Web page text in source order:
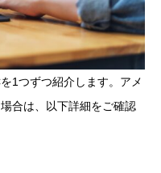
1つずつ紹介します。アメ
合は、以下詳細をご確認